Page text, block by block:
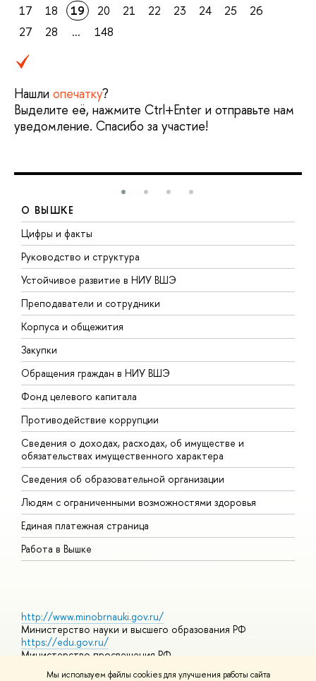
Мы используем файлы cookies для улучшения работы сайта
17
18 19 20 21 22 23 24 25
26
27
28 ... 148
Нашли опечатку?
Выделите её, нажмите Ctrl+Enter и отправьте нам
уведомление. Спасибо за участие!
О ВЫШКЕ
Цифры и факты
Руководство и структура
Устойчивое развитие в НИУ ВШЭ
Преподаватели и сотрудники
Корпуса и общежития
Закупки
Обращения граждан в НИУ ВШЭ
Фонд целевого капитала
Противодействие коррупции
Сведения о доходах, расходах, об имуществе и
обязательствах имущественного характера
Сведения об образовательной организации
Людям с ограниченными возможностями здоровья
Единая платежная страница
Работа в Вышке
http://www.minobrnauki.gov.ru/
Министерство науки и высшего образования РФ
https://edu.gov.ru/
Министерство просвещения РФ